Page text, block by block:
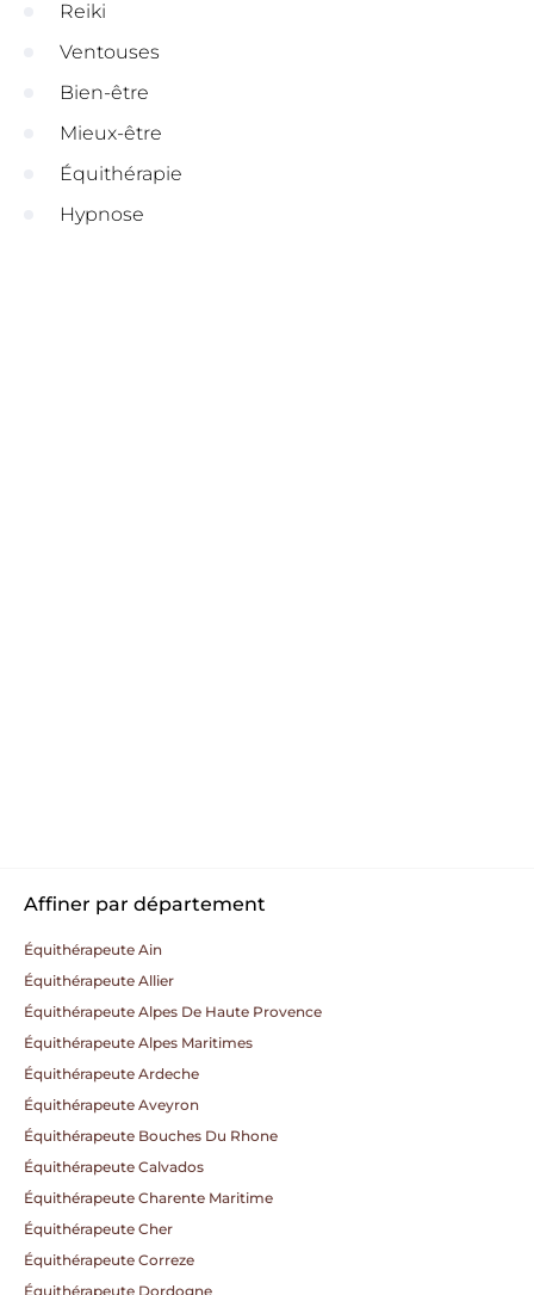
Reiki
Ventouses
Bien-être
Mieux-être
Équithérapie
Hypnose
Affiner par département
Équithérapeute Ain
Équithérapeute Allier
Équithérapeute Alpes De Haute Provence
Équithérapeute Alpes Maritimes
Équithérapeute Ardeche
Équithérapeute Aveyron
Équithérapeute Bouches Du Rhone
Équithérapeute Calvados
Équithérapeute Charente Maritime
Équithérapeute Cher
Équithérapeute Correze
Équithérapeute Dordogne